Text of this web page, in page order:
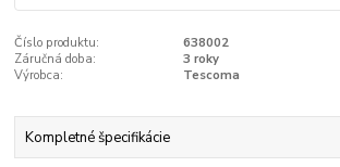
Číslo produktu:
638002
Záručná doba:
3 roky
Výrobca:
Tescoma
Kompletné špecifikácie